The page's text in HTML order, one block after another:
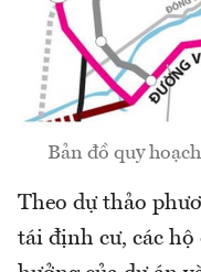
Bản đồ quy
Theo dự thảo
tái định cư, các